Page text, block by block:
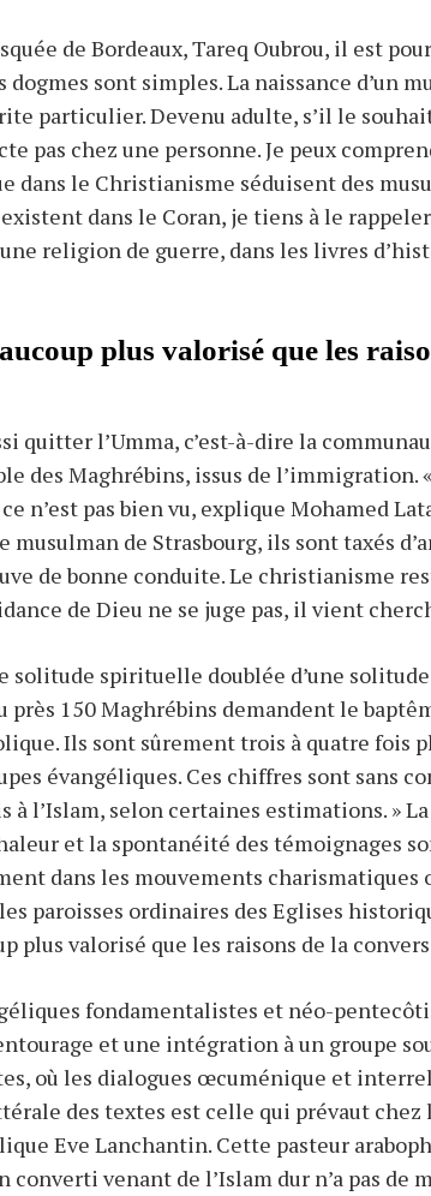
de Bordeaux, Tareq Oubrou, il est
dogmes sont simples. La naissance d’un
particulier. Devenu adulte, s’il le
pas chez une personne. Je peux
dans le Christianisme séduisent des
dans le Coran, je tiens à le
religion de guerre, dans les livres
plus valorisé que les
quitter l’Umma, c’est-à-dire la
des Maghrébins, issus de l’immigration.
n’est pas bien vu, explique Mohamed
de Strasbourg, ils sont taxés
de bonne conduite. Le christianisme
de Dieu ne se juge pas, il vient
solitude spirituelle doublée d’une
près 150 Maghrébins demandent le
Ils sont sûrement trois à quatre fois
évangéliques. Ces chiffres sont sans
à l’Islam, selon certaines estimations. »
et la spontanéité des témoignages
dans les mouvements charismatiques
paroisses ordinaires des Eglises
plus valorisé que les raisons de la
fondamentalistes et néo-
et une intégration à un groupe
où les dialogues œcuménique et
des textes est celle qui prévaut chez
Eve Lanchantin. Cette pasteur
converti venant de l’Islam dur n’a pas de